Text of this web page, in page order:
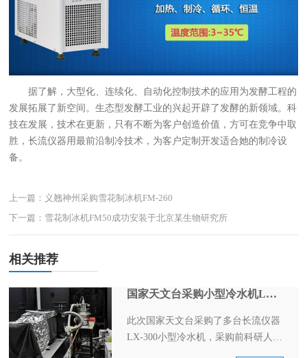
据了解，大型化、连续化、自动化控制技术的应用为发酵工程的
发展拓展了新空间。生态型发酵工业的兴起开辟了发酵的新领域。科
技在发展，技术在更新，只有不断为客户创造价值，方可在竞争中取
胜，长流仪器用最前沿制冷技术，为客户定制开发适合她的制冷设
备。
上一篇：义翘神州采购雪花制冰机FM-260
下一篇：雪花制冰机FM50成功安装于北京某生物研究所
相关推荐
国家天文台采购小型冷水机LX-300
此次国家天文台采购了多台长流仪器
LX-300小型冷水机，采购前科研人员